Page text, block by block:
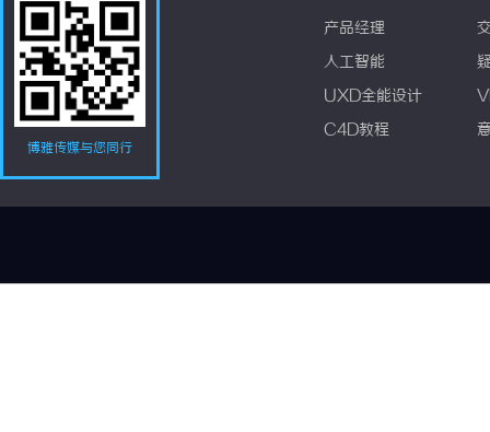
博雅传媒与您同行
产品经理
人工智能
UXD全能设计
C4D教程